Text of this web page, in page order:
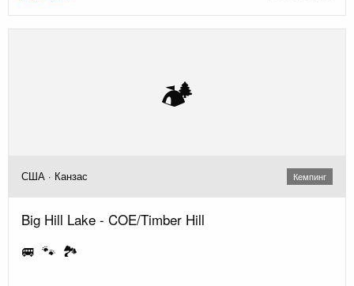
🏕️
США · Канзас Кемпинг
Big Hill Lake - COE/Timber Hill
🚐 🐾 🏞️